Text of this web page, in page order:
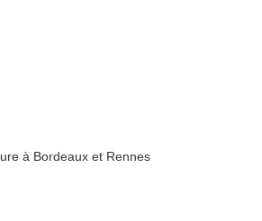
à Bordeaux et Rennes